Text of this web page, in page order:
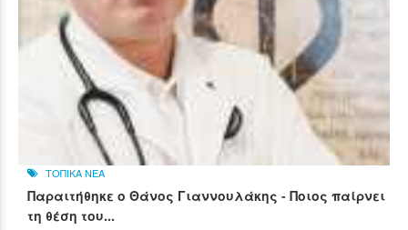
ΤΟΠΙΚΑ ΝΕΑ
Παραιτήθηκε ο Θάνος Γιαννουλάκης - Ποιος παίρνει
τη θέση του...